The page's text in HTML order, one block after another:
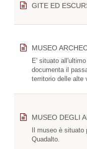
GITE ED
MUSEO
E' situato
documenta il
territorio delle alte
MUSEO DEGLI
Il museo è
Quadalto.